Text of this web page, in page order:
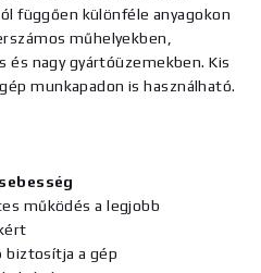
függően különféle anyagokon
műhelyekben,
és nagy gyártóüzemekben. Kis
munkapadon is használható.
működés a legjobb
biztosítja a gép